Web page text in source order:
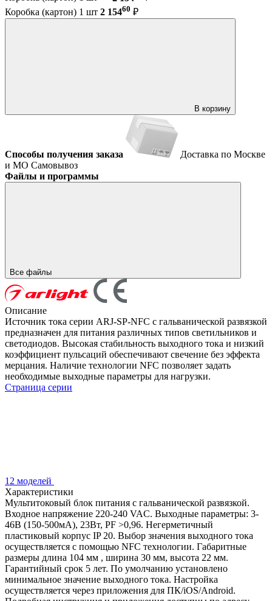
Коробка (картон) 1 шт 2 15460 ₽
В корзину
Способы получения заказа
Доставка по Москве
и МО Самовывоз
Файлы и программы
Все файлы
Описание
Источник тока серии ARJ-SP-NFC с гальванической развязкой
предназначен для питания различных типов светильников и
светодиодов. Высокая стабильность выходного тока и низкий
коэффициент пульсаций обеспечивают свечение без эффекта
мерцания. Наличие технологии NFC позволяет задать
необходимые выходные параметры для нагрузки.
Страница серии
12 моделей
Характеристики
Мультитоковый блок питания с гальванической развязкой.
Входное напряжение 220-240 VAC. Выходные параметры: 3-
46В (150-500мA), 23Вт, PF >0,96. Негерметичный
пластиковый корпус IP 20. Выбор значения выходного тока
осуществляется с помощью NFC технологии. Габаритные
размеры длина 104 мм , ширина 30 мм, высота 22 мм.
Гарантийный срок 5 лет. По умолчанию установлено
минимальное значение выходного тока. Настройка
осуществляется через приложения для ПК/iOS/Android.